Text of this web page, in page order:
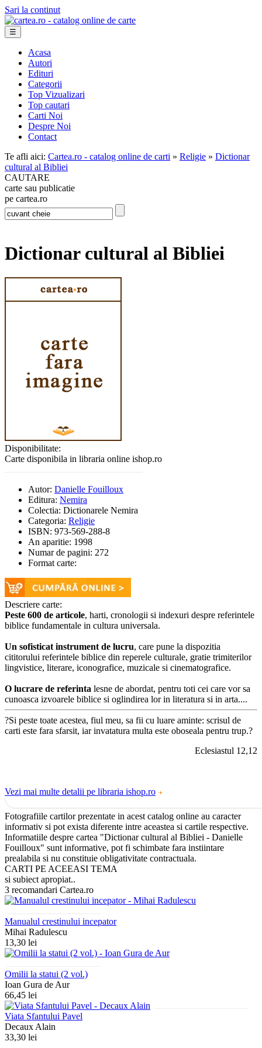
Sari la continut
☰
Acasa
Autori
Edituri
Categorii
Top Vizualizari
Top cautari
Carti Noi
Despre Noi
Contact
Te afli aici: Cartea.ro - catalog online de carti » Religie » Dictionar
cultural al Bibliei
CAUTARE
carte sau publicatie
pe cartea.ro
Dictionar cultural al Bibliei
Disponibilitate:
Carte disponibila in libraria online ishop.ro
Autor: Danielle Fouilloux
Editura: Nemira
Colectia: Dictionarele Nemira
Categoria: Religie
ISBN: 973-569-288-8
An aparitie: 1998
Numar de pagini: 272
Format carte:
Descriere carte:
Peste 600 de articole, harti, cronologii si indexuri despre referintele
biblice fundamentale in cultura universala.
Un sofisticat instrument de lucru, care pune la dispozitia
cititorului referintele biblice din reperele culturale, gratie trimiterilor
lingvistice, literare, iconografice, muzicale si cinematografice.
O lucrare de referinta lesne de abordat, pentru toti cei care vor sa
cunoasca izvoarele biblice si oglindirea lor in literatura si in arta....
?Si peste toate acestea, fiul meu, sa fii cu luare aminte: scrisul de
carti este fara sfarsit, iar invatatura multa este oboseala pentru trup.?
Eclesiastul 12,12
Vezi mai multe detalii pe libraria ishop.ro
Fotografiile cartilor prezentate in acest catalog online au caracter
informativ si pot exista diferente intre aceastea si cartile respective.
Informatiile despre cartea "Dictionar cultural al Bibliei - Danielle
Fouilloux" sunt informative, pot fi schimbate fara instiintare
prealabila si nu constituie obligativitate contractuala.
CARTI PE ACEEASI TEMA
si subiect apropiat..
3 recomandari Cartea.ro
Manualul crestinului incepator
Mihai Radulescu
13,30 lei
Omilii la statui (2 vol.)
Ioan Gura de Aur
66,45 lei
Viata Sfantului Pavel
Decaux Alain
33,30 lei